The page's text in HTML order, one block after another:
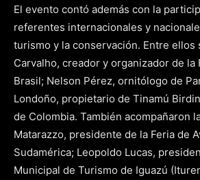
El evento contó además con la
referentes internacionales y
turismo y la conservación. Entre ellos
Carvalho, creador y organizador de la
Brasil; Nelson Pérez, ornitólogo de
Londoño, propietario de Tinamú
de Colombia. También acompañaron
Matarazzo, presidente de la Feria de
Sudamérica; Leopoldo Lucas,
Municipal de Turismo de Iguazú